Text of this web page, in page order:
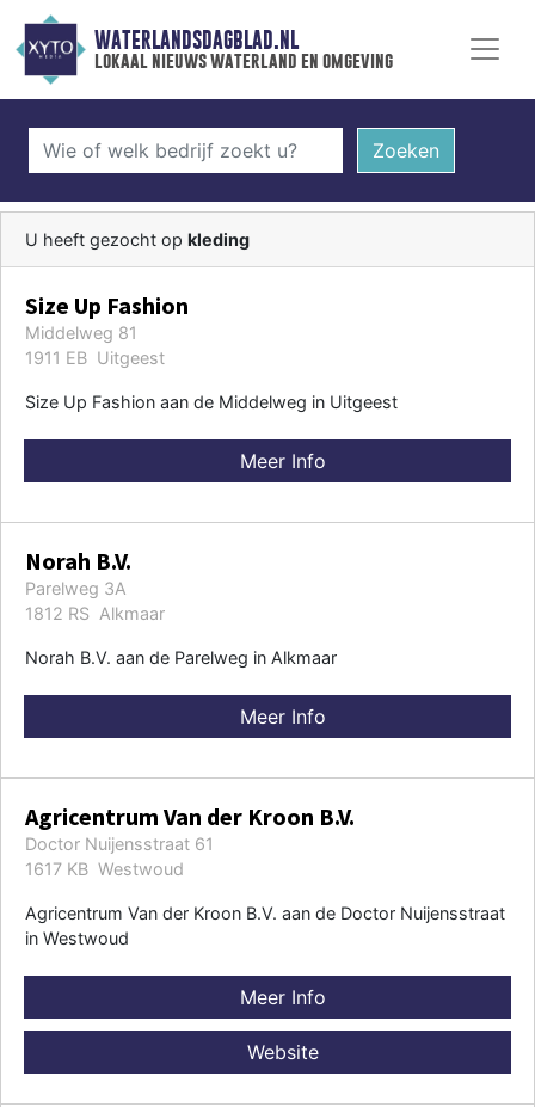
WATERLANDSDAGBLAD.NL
lokaal nieuws waterland en omgeving
Zoeken
U heeft gezocht op kleding
Size Up Fashion
Middelweg 81
1911 EB Uitgeest
Size Up Fashion aan de Middelweg in Uitgeest
Meer Info
Norah B.V.
Parelweg 3A
1812 RS Alkmaar
Norah B.V. aan de Parelweg in Alkmaar
Meer Info
Agricentrum Van der Kroon B.V.
Doctor Nuijensstraat 61
1617 KB Westwoud
Agricentrum Van der Kroon B.V. aan de Doctor Nuijensstraat
in Westwoud
Meer Info
Website